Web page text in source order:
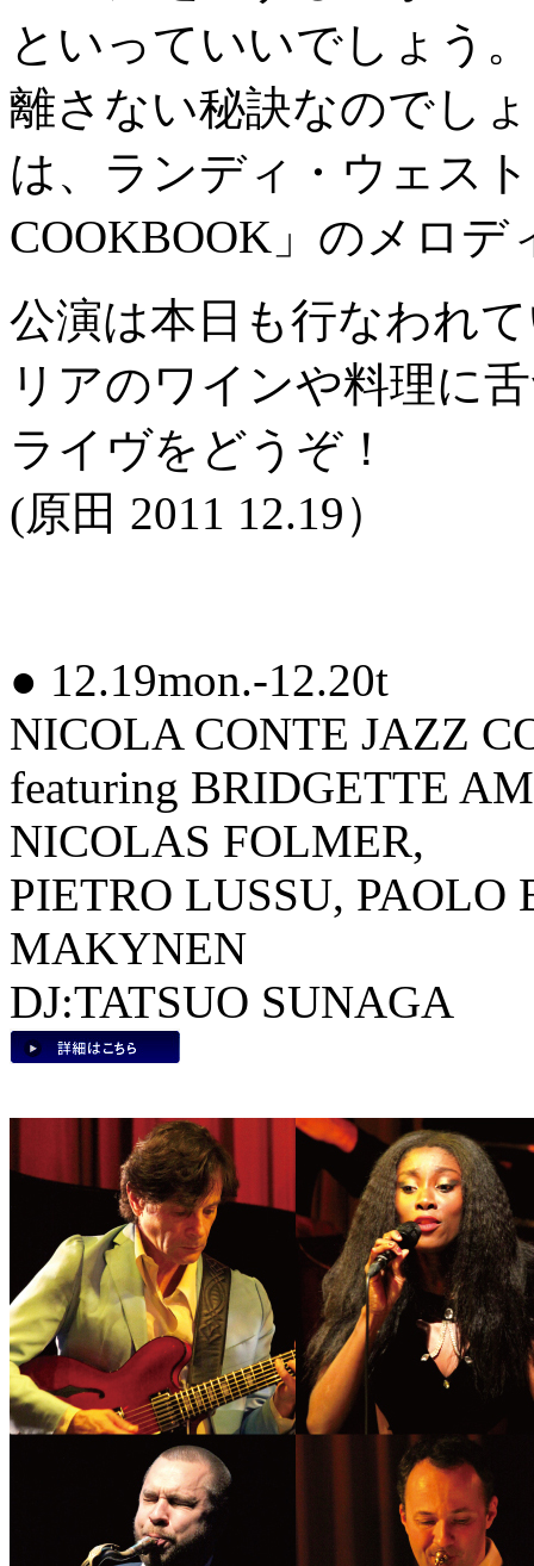
といっていいでしょう
離さない秘訣なのでし
は、ランディ・ウェス
COOKBOOK」のメロ
公演は本日も行なわれ
リアのワインや料理に
ライヴをどうぞ！
(原田 2011 12.19）
● 12.19mon.-12.20t
NICOLA CONTE JAZZ
featuring BRIDGETTE
NICOLAS FOLMER,
PIETRO LUSSU,
MAKYNEN
DJ:TATSUO SUNAGA